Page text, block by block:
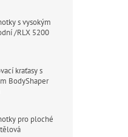
s vysokým
/RLX 5200
kraťasy s
BodyShaper
pro ploché